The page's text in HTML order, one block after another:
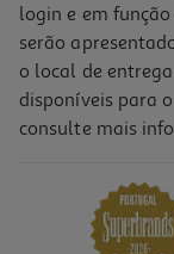
-10%
Livro Serenamente
PVP de editor
14,85 €
login e em
serão
o local de
disponíveis para
consulte mais